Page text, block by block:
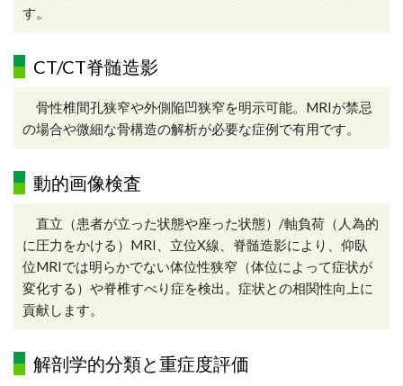
す。
CT/CT脊髄造影
骨性椎間孔狭窄や外側陥凹狭窄を明示可能。MRIが禁忌
の場合や微細な骨構造の解析が必要な症例で有用です。
動的画像検査
直立（患者が立った状態や座った状態）/軸負荷（人為的
に圧力をかける）MRI、立位X線、脊髄造影により、仰臥
位MRIでは明らかでない体位性狭窄（体位によって症状が
変化する）や脊椎すべり症を検出。症状との相関性向上に
貢献します。
解剖学的分類と重症度評価